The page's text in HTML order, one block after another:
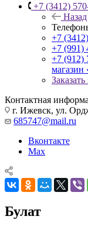
+7 (3412)
Назад
+7
+7 (991)
+7 (912)
магазин
Контактная
г. Ижевск, ул.
685747@mail.ru
Вконтакте
Max
Булат